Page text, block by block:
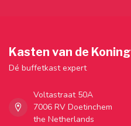
Kasten van de Koning
Dé buffetkast expert
Voltastraat 50A
7006 RV Doetinchem
the Netherlands